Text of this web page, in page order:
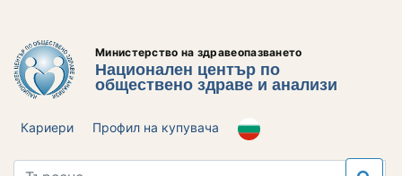
Министерство на здравеопазването
Национален център по
обществено здраве и анализи
Кариери Профил на купувача